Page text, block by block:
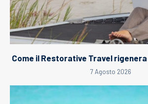
Come il Restorative Travel
7 Agosto 2026